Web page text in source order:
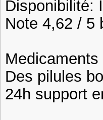
Disponibilité:
Note 4,62 / 5
Des pilules
24h support